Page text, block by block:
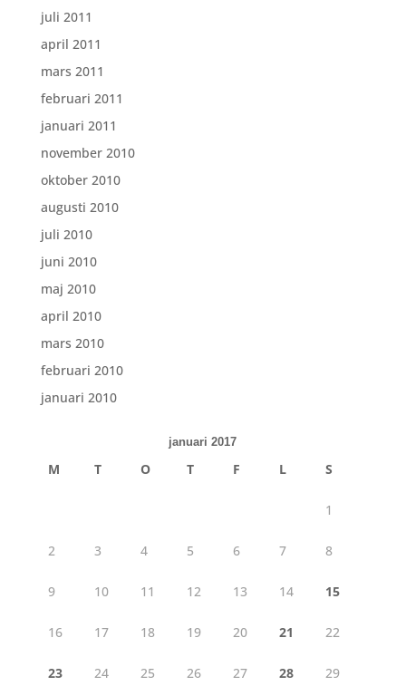
juli 2011
april 2011
mars 2011
februari 2011
januari 2011
november 2010
oktober 2010
augusti 2010
juli 2010
juni 2010
maj 2010
april 2010
mars 2010
februari 2010
januari 2010
januari 2017
M T O T F L S
1
2 3 4 5 6 7 8
9 10 11 12 13 14 15
16 17 18 19 20 21 22
23 24 25 26 27 28 29